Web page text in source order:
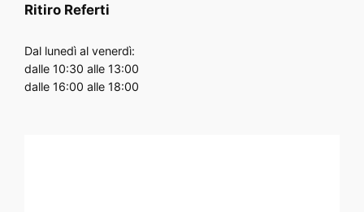
Ritiro Referti
Dal lunedì al venerdì:
dalle 10:30 alle 13:00
dalle 16:00 alle 18:00